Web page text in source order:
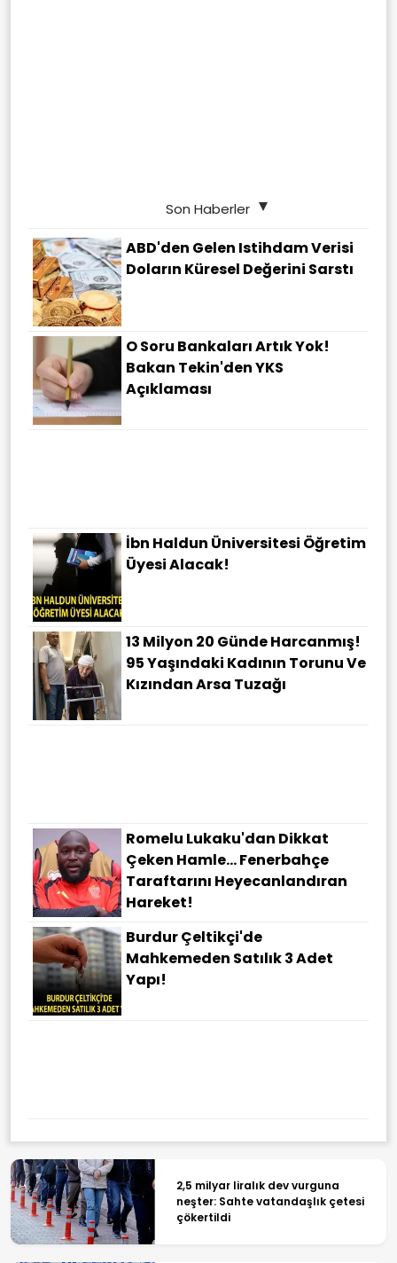
Son Haberler
ABD'den Gelen Istihdam Verisi
Doların Küresel Değerini Sarstı
O Soru Bankaları Artık Yok!
Bakan Tekin'den YKS
Açıklaması
İbn Haldun Üniversitesi Öğretim
Üyesi Alacak!
13 Milyon 20 Günde Harcanmış!
95 Yaşındaki Kadının Torunu Ve
Kızından Arsa Tuzağı
Romelu Lukaku'dan Dikkat
Çeken Hamle... Fenerbahçe
Taraftarını Heyecanlandıran
Hareket!
Burdur Çeltikçi'de
Mahkemeden Satılık 3 Adet
Yapı!
2,5 milyar liralık dev vurguna
neşter: Sahte vatandaşlık çetesi
çökertildi